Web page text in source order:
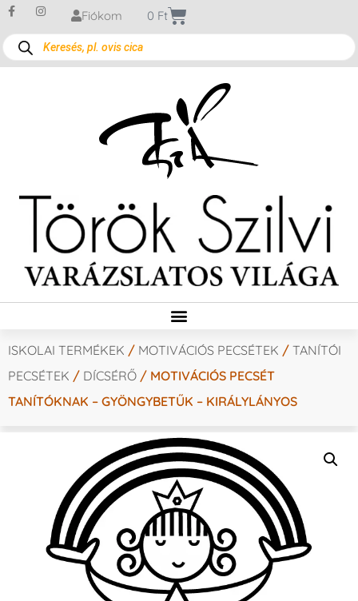
Fiókom 0 Ft
ISKOLAI TERMÉKEK / MOTIVÁCIÓS PECSÉTEK / TANÍTÓI
PECSÉTEK / DÍCSÉRŐ / MOTIVÁCIÓS PECSÉT
TANÍTÓKNAK – GYÖNGYBETŰK – KIRÁLYLÁNYOS